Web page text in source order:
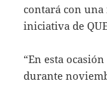
contará con una
iniciativa de
“En esta
durante